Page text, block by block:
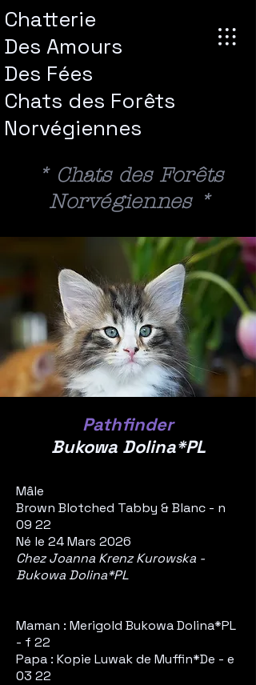
Chatterie
Des Amours
Des Fées
Chats des Forêts
Norvégiennes
* Chats des Forêts
Norvégiennes *
Pathfinder
Bukowa Dolina*PL
Mâle
Brown Blotched Tabby & Blanc - n
09 22
Né le 24 Mars 2026
Chez Joanna Krenz Kurowska -
Bukowa Dolina*PL
Maman : Merigold Bukowa Dolina*PL
- f 22
Papa : Kopie Luwak de Muffin*De - e
03 22